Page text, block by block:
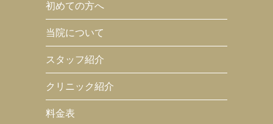
初めての方へ
当院について
スタッフ紹介
クリニック紹介
料金表